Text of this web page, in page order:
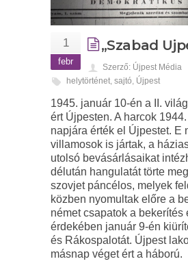
1
febr
„Szabad
Szerző: Újpest Média
helytörténet, sajtó, Újpest
1945. január 10-én a II.
ért Újpesten. A harcok
napjára érték el Újpestet. E
villamosok is jártak, a
utolsó bevásárlásaikat
délután hangulatát törte
szovjet páncélos, melyek
közben nyomultak előre a
német csapatok a bekerítés
érdekében január 9-én
és Rákospalotát. Újpest
másnap véget ért a háború.